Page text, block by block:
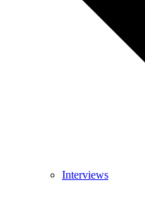
Interviews